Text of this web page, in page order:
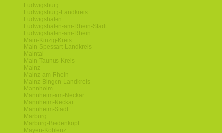
Ludwigsburg
Ludwigsburg-Landkreis
Ludwigshafen
Ludwigshafen-am-Rhein-Stadt
Ludwigshafen-am-Rhein
Main-Kinzig-Kreis
Main-Spessart-Landkreis
Maintal
Main-Taunus-Kreis
Mainz
Mainz-am-Rhein
Mainz-Bingen-Landkreis
Mannheim
Mannheim-am-Neckar
Mannheim-Neckar
Mannheim-Stadt
Marburg
Marburg-Biedenkopf
Mayen-Koblenz